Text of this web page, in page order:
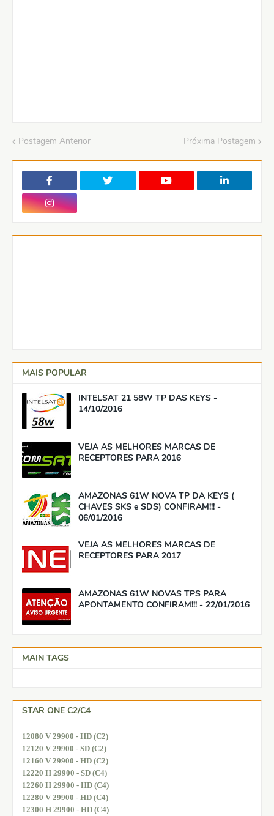
Postagem Anterior Próxima Postagem
MAIS POPULAR
INTELSAT 21 58W TP DAS KEYS -
14/10/2016
VEJA AS MELHORES MARCAS DE
RECEPTORES PARA 2016
AMAZONAS 61W NOVA TP DA KEYS (
CHAVES SKS e SDS) CONFIRAM!!! -
06/01/2016
VEJA AS MELHORES MARCAS DE
RECEPTORES PARA 2017
AMAZONAS 61W NOVAS TPS PARA
APONTAMENTO CONFIRAM!!! - 22/01/2016
MAIN TAGS
STAR ONE C2/C4
12080 V 29900 - HD (C2)
12120 V 29900 - SD (C2)
12160 V 29900 - HD (C2)
12220 H 29900 - SD (C4)
12260 H 29900 - HD (C4)
12280 V 29900 - HD (C4)
12300 H 29900 - HD (C4)